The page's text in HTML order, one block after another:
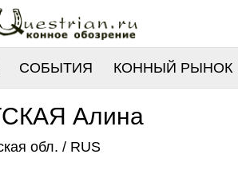
СОБЫТИЯ КОННЫЙ РЫНОК
Алина
обл. / RUS